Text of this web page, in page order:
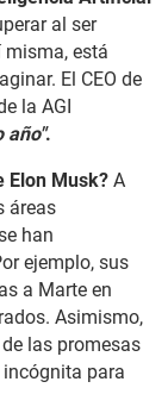
al ser
misma, está
El CEO de
la AGI
año".
Elon Musk? A
áreas
han
ejemplo, sus
a Marte en
Asimismo,
las promesas
para